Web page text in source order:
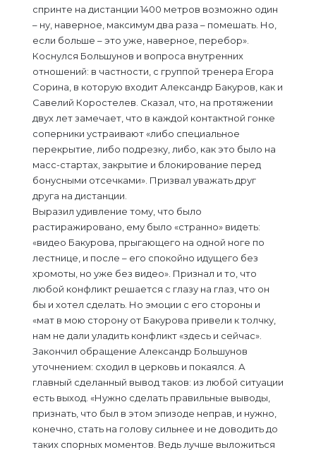
спринте на дистанции 1400 метров возможно один
– ну, наверное, максимум два раза – помешать. Но,
если больше – это уже, наверное, перебор».
Коснулся Большунов и вопроса внутренних
отношений: в частности, с группой тренера Егора
Сорина, в которую входит Александр Бакуров, как и
Савелий Коростелев. Сказал, что, на протяжении
двух лет замечает, что в каждой контактной гонке
соперники устраивают «либо специальное
перекрытие, либо подрезку, либо, как это было на
масс-стартах, закрытие и блокирование перед
бонусными отсечками». Призвал уважать друг
друга на дистанции.
Выразил удивление тому, что было
растиражировано, ему было «странно» видеть:
«видео Бакурова, прыгающего на одной ноге по
лестнице, и после – его спокойно идущего без
хромоты, но уже без видео». Признал и то, что
любой конфликт решается с глазу на глаз, что он
бы и хотел сделать. Но эмоции с его стороны и
«мат в мою сторону от Бакурова привели к толчку,
нам не дали уладить конфликт «здесь и сейчас».
Закончил обращение Александр Большунов
уточнением: сходил в церковь и покаялся. А
главный сделанный вывод таков: из любой ситуации
есть выход. «Нужно сделать правильные выводы,
признать, что был в этом эпизоде неправ, и нужно,
конечно, стать на голову сильнее и не доводить до
таких спорных моментов. Ведь лучше выложиться